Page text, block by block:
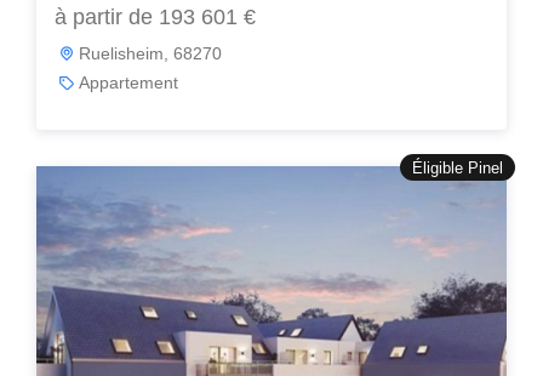
à partir de 193 601 €
Ruelisheim, 68270
Appartement
Éligible Pinel